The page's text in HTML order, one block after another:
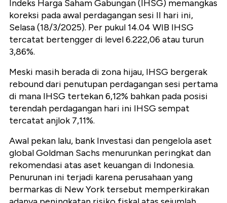
Indeks Harga Saham Gabungan (IHSG) memangkas
koreksi pada awal perdagangan sesi II hari ini,
Selasa (18/3/2025). Per pukul 14.04 WIB IHSG
tercatat bertengger di level 6.222,06 atau turun
3,86%.
Meski masih berada di zona hijau, IHSG bergerak
rebound dari penutupan perdagangan sesi pertama
di mana IHSG tertekan 6,12% bahkan pada posisi
terendah perdagangan hari ini IHSG sempat
tercatat anjlok 7,11%.
Awal pekan lalu, bank Investasi dan pengelola aset
global Goldman Sachs menurunkan peringkat dan
rekomendasi atas aset keuangan di Indonesia.
Penurunan ini terjadi karena perusahaan yang
bermarkas di New York tersebut memperkirakan